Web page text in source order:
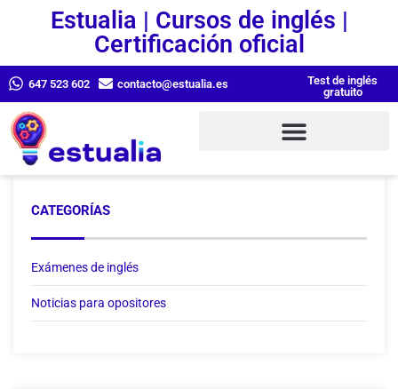
Estualia | Cursos de inglés |
Certificación oficial
647 523 602 contacto@estualia.es
Test de inglés
gratuito
CATEGORÍAS
Exámenes de inglés
Noticias para opositores